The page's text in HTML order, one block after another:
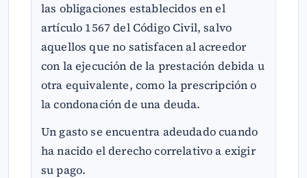
las obligaciones establecidos en el
artículo 1567 del Código Civil, salvo
aquellos que no satisfacen al acreedor
con la ejecución de la prestación debida u
otra equivalente, como la prescripción o
la condonación de una deuda.
Un gasto se encuentra adeudado cuando
ha nacido el derecho correlativo a exigir
su pago.